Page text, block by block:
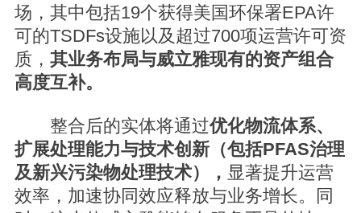
场，其中包括19个获得美国环保署EPA许
可的TSDFs设施以及超过700项运营许可资
质， 其业务布局与威立雅现有的资产组合
高度互补。
整合后的实体将通过优化物流体系、
扩展处理能力与技术创新（包括PFAS治理
及新兴污染物处理技术）， 显著提升运营
效率，加速协同效应释放与业务增长。同